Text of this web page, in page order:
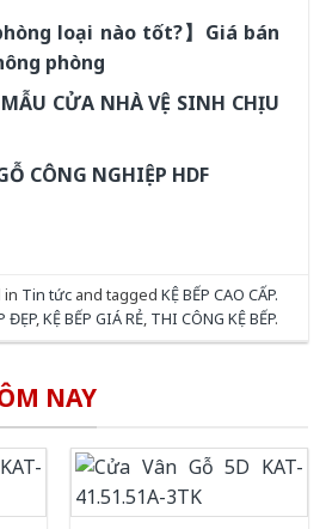
loại nào tốt?】Giá bán
phòng
CỬA NHÀ VỆ SINH CHỊU
CÔNG NGHIỆP HDF
in Tin tứcand tagged KỆ BẾP CAO CẤP.
ĐẸP,KỆ BẾP GIÁ RẺ, THI CÔNG KỆ BẾP.
NAY